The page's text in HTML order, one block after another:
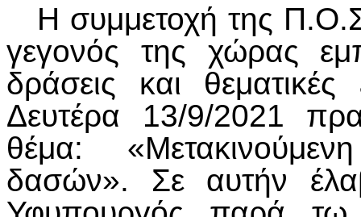
Η συμμετοχή της
γεγονός της χώρας
δράσεις και
Δευτέρα 13/9/2021
θέμα:
δασών». Σε αυτήν